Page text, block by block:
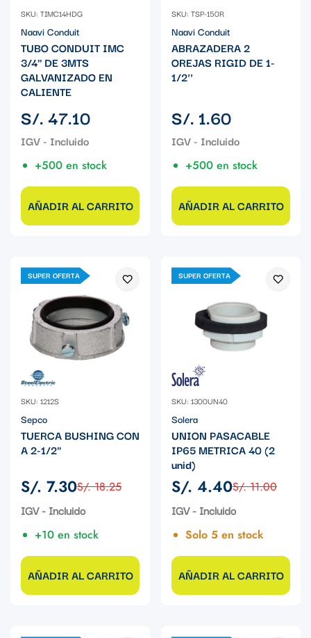
SKU: TIMC14HDG
Naavi Conduit
TUBO CONDUIT IMC
3/4" DE 3MTS
GALVANIZADO EN
CALIENTE
Precio
regular
S/. 47.10
+500 en stock
AÑADIR AL CARRITO
SKU: TSP-150R
Naavi Conduit
ABRAZADERA 2
OREJAS RIGID DE 1-
1/2''
Precio
regular
S/. 1.60
+500 en stock
AÑADIR AL CARRITO
SUPER OFERTA
SKU: 1212S
Sepco
TUERCA BUSHING CON
A 2-1/2"
Precio
de
S/. 7.30
Precio
regular
S/. 18.25
IGV - Incluido
+10 en stock
AÑADIR AL CARRITO
SUPER OFERTA
SKU: 1300UN40
Solera
UNION PASACABLE
IP65 METRICA 40 (2
unid)
Precio
de
S/. 4.40
Precio
regular
S/. 11.00
IGV - Incluido
Solo 5 en stock
AÑADIR AL CARRITO